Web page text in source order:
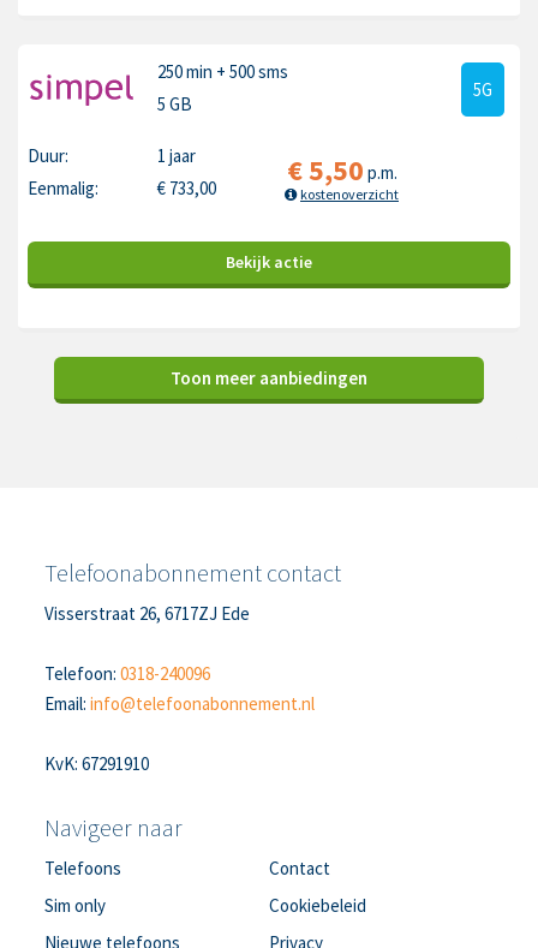
250 min + 500 sms
5 GB
5G
Duur:
1 jaar
Eenmalig:
€ 733,00 €5,50 p.m.
kostenoverzicht
Bekijk actie
Toon meer aanbiedingen
Telefoonabonnement contact
Visserstraat 26, 6717ZJ Ede
Telefoon:0318-240096
Email:info@telefoonabonnement.nl
KvK: 67291910
Navigeer naar
Telefoons
Sim only
Nieuwe telefoons
Contact
Cookiebeleid
Privacy